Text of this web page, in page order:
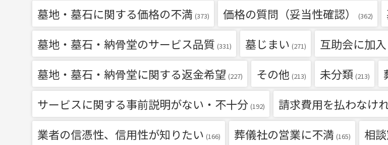
墓地・墓石に関する価格の不満 (373) 価格の質問（妥当性確認） (362)
墓地・墓石・納骨堂のサービス品質 (331) 墓じまい (271) 互助会に加
墓地・墓石・納骨堂に関する返金希望 (227) その他 (213) 未分類 (213)
サービスに関する事前説明がない・不十分 (192) 請求費用を払わなけ
業者の信憑性、信用性が知りたい (166) 葬儀社の営業に不満 (165) 相